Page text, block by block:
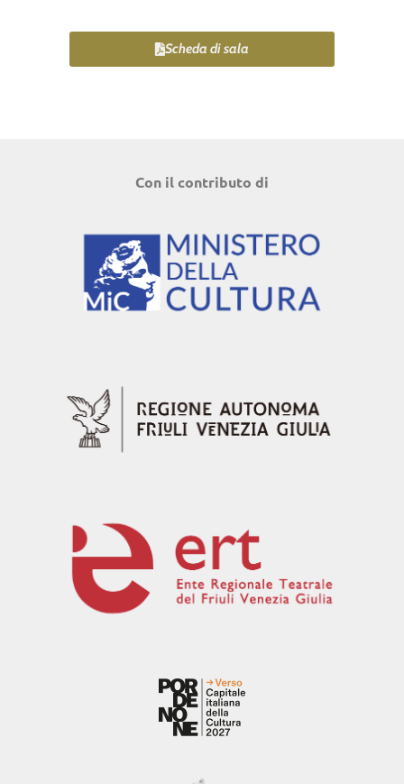
Scheda di sala
Con il contributo di